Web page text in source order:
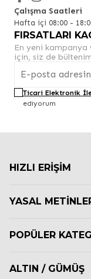
Çalışma Saatleri
Hafta içi 08:00 -
FIRSATLARI
En yeni
için, siz de
Ticari Elektronik
ediyorum
HIZLI ERIŞIM
YASAL
POPÜLER
ALTIN / GÜMÜŞ